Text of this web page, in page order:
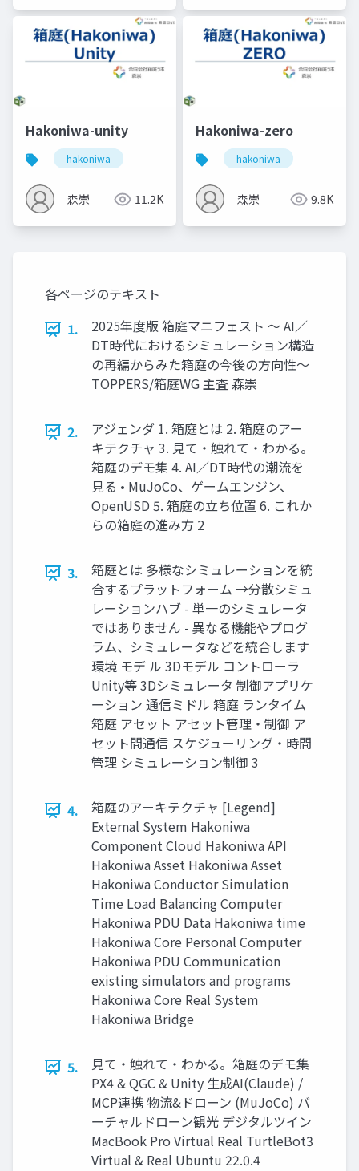
Hakoniwa-unity
hakoniwa
森崇 11.2K
Hakoniwa-zero
hakoniwa
森崇 9.8K
各ページのテキスト
1.
2025年度版 箱庭マニフェスト 〜 AI／
DT時代におけるシミュレーション構造
の再編からみた箱庭の今後の方向性〜
TOPPERS/箱庭WG 主査 森崇
2.
アジェンダ 1. 箱庭とは 2. 箱庭のアー
キテクチャ 3. 見て・触れて・わかる。
箱庭のデモ集 4. AI／DT時代の潮流を
見る • MuJoCo、ゲームエンジン、
OpenUSD 5. 箱庭の立ち位置 6. これか
らの箱庭の進み方 2
3.
箱庭とは 多様なシミュレーションを統
合するプラットフォーム →分散シミュ
レーションハブ - 単一のシミュレータ
ではありません - 異なる機能やプログ
ラム、シミュレータなどを統合します
環境 モデ ル 3Dモデル コントローラ
Unity等 3Dシミュレータ 制御アプリケ
ーション 通信ミドル 箱庭 ランタイム
箱庭 アセット アセット管理・制御 ア
セット間通信 スケジューリング・時間
管理 シミュレーション制御 3
4.
箱庭のアーキテクチャ [Legend]
External System Hakoniwa
Component Cloud Hakoniwa API
Hakoniwa Asset Hakoniwa Asset
Hakoniwa Conductor Simulation
Time Load Balancing Computer
Hakoniwa PDU Data Hakoniwa time
Hakoniwa Core Personal Computer
Hakoniwa PDU Communication
existing simulators and programs
Hakoniwa Core Real System
Hakoniwa Bridge
5.
見て・触れて・わかる。箱庭のデモ集
PX4 & QGC & Unity 生成AI(Claude) /
MCP連携 物流&ドローン (MuJoCo) バ
ーチャルドローン観光 デジタルツイン
MacBook Pro Virtual Real TurtleBot3
Virtual & Real Ubuntu 22.0.4